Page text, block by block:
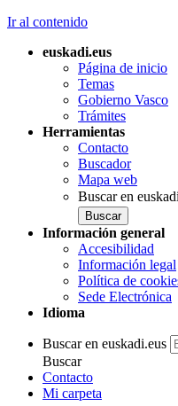
Ir al contenido
euskadi.eus
Página de inicio
Temas
Gobierno Vasco
Trámites
Herramientas
Contacto
Buscador
Mapa web
Buscar en
Información general
Accesibilidad
Información legal
Política de
Sede Electrónica
Idioma
Buscar en euskadi.eus
Buscar
Contacto
Mi carpeta